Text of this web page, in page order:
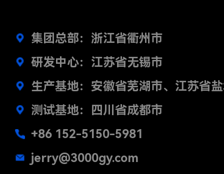
集团总部：浙江省衢州市
研发中心：江苏省无锡市
生产基地：安徽省芜湖市、江苏省
测试基地：四川省成都市
+86 152-5150-5981
jerry@3000gy.com